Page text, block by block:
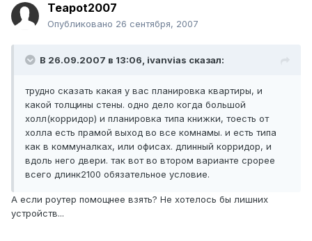
Teapot2007
Опубликовано 26 сентября, 2007
В 26.09.2007 в 13:06, ivanvias сказал:
трудно сказать какая у вас планировка квартиры, и
какой толщины стены. одно дело когда большой
холл(корридор) и планировка типа книжки, тоесть от
холла есть прамой выход во все комнамы. и есть типа
как в коммуналках, или офисах. длинный корридор, и
вдоль него двери. так вот во втором варианте срорее
всего длинк2100 обязательное условие.
А если роутер помощнее взять? Не хотелось бы лишних
устройств...